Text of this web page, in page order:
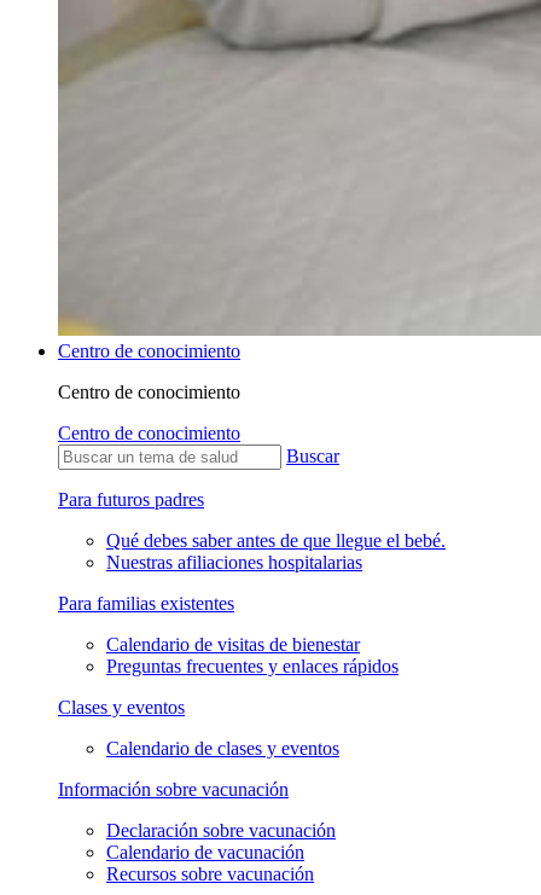
Centro de conocimiento
Centro de conocimiento
Centro de conocimiento
Buscar
Para futuros padres
Qué debes saber antes de que llegue el bebé.
Nuestras afiliaciones hospitalarias
Para familias existentes
Calendario de visitas de bienestar
Preguntas frecuentes y enlaces rápidos
Clases y eventos
Calendario de clases y eventos
Información sobre vacunación
Declaración sobre vacunación
Calendario de vacunación
Recursos sobre vacunación